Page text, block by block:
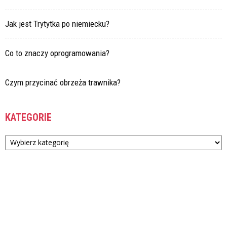
Jak jest Trytytka po niemiecku?
Co to znaczy oprogramowania?
Czym przycinać obrzeża trawnika?
KATEGORIE
Kategorie